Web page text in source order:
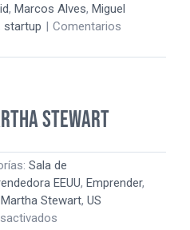
, Marcos Alves, Miguel
startup | Comentarios
Stewart
Sala de
EEUU, Emprender,
Martha Stewart, US